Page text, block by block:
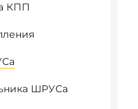
КПП
ШРУСа